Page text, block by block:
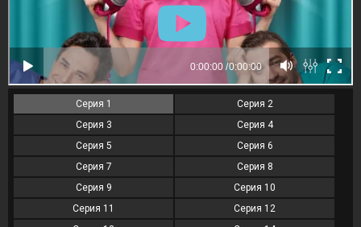
Серия 1
Серия 2
Серия 3
Серия 4
Серия 5
Серия 6
Серия 7
Серия 8
Серия 9
Серия 10
Серия 11
Серия 12